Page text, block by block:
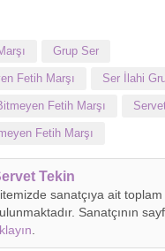
Grup Ser
Fetih Marşı Ser İlahi
Fetih Marşı
Fetih Marşı
Tekin
sanatçıya ait
Sanatçının